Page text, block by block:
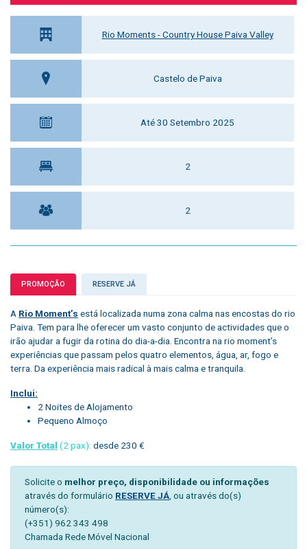
Rio Moments - Country House Paiva Valley
Castelo de Paiva
Até 30 Setembro 2025
2
2
PROMOÇÃO RESERVE JÁ
A Rio Moment’s está localizada numa zona calma nas encostas do rio
Paiva. Tem para lhe oferecer um vasto conjunto de actividades que o
irão ajudar a fugir da rotina do dia-a-dia. Encontra na rio moment’s
experiências que passam pelos quatro elementos, água, ar, fogo e
terra. Da experiência mais radical à mais calma e tranquila.
Inclui:
2 Noites de Alojamento
Pequeno Almoço
Valor Total (2 pax): desde 230 €
Solicite o melhor preço, disponibilidade ou informações
através do formulário RESERVE JÁ , ou através do(s)
número(s):
(+351) 962 343 498
Chamada Rede Móvel Nacional